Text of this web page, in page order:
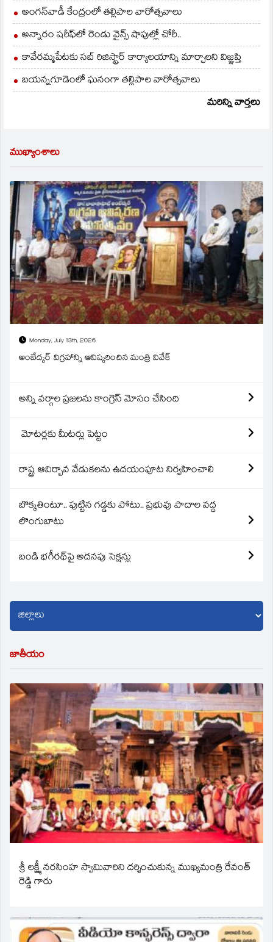
అంగన్‌వాడీ కేంద్రంలో తల్లిపాల వారోత్సవాలు
అన్నారం షరీఫ్‌లో రెండు వైన్స్ షాపుల్లో చోరీ..
కావేరమ్మపేటకు సబ్ రిజిస్ట్రార్ కార్యాలయాన్ని మార్చాలని విజ్ఞప్తి
బయన్నగూడెంలో ఘనంగా తల్లిపాల వారోత్సవాలు
మరిన్ని వార్తలు
ముఖ్యాంశాలు
Monday, July 13th, 2026
అంబేద్కర్ విగ్రహాన్ని ఆవిష్కరించిన మంత్రి వివేక్
అన్ని వర్గాల ప్రజలను కాంగ్రెస్ మోసం చేసింది
మోటర్లకు మీటర్లు పెట్టం
రాష్ట్ర ఆవిర్బావ వేడుకలను ఉదయంపూట నిర్వహించాలి
బొక్కతింటూ.. పుట్టిన గడ్డకు పోటు.. ప్రభువు పాదాల వద్ద
లొంగుబాటు
బండి భగీరథ్‌పై అదనపు సెక్షన్లు
జాతీయం
శ్రీ లక్ష్మీ నరసింహ స్వామివారిని దర్శించుకున్న ముఖ్యమంత్రి రేవంత్
రెడ్డి గారు